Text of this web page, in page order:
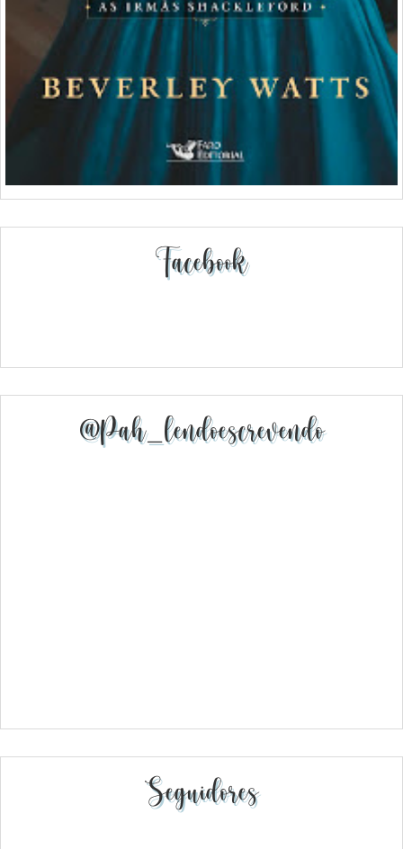
Facebook
@pah_lendoescrevendo
Seguidores